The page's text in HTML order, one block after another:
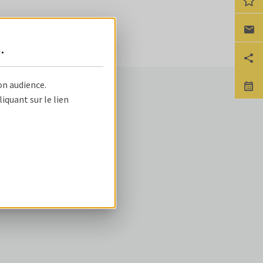
NOS OFFRES
.
audience.
sur le lien